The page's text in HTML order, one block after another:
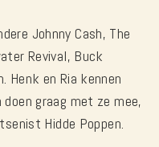
Johnny Cash, The
Revival, Buck
Henk en Ria kennen
graag met ze mee,
Hidde Poppen.